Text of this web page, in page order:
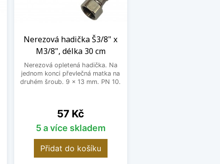
Nerezová hadička Š3/8" x
M3/8", délka 30 cm
Nerezová opletená hadička. Na
jednom konci převlečná matka na
druhém šroub. 9 x 13 mm. PN 10.
Cena
57 Kč
5 a více skladem
Přidat do košíku